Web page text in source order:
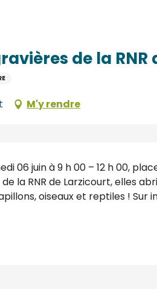
de la RNR
M'y rendre
06 juin à 9 h 00 – 12 h 00,
la RNR de Larzicourt, elles
oiseaux et reptiles ! Sur